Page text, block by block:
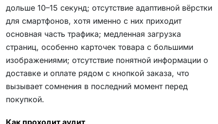
дольше 10–15 секунд; отсутствие адаптивной вёрстки
для смартфонов, хотя именно с них приходит
основная часть трафика; медленная загрузка
страниц, особенно карточек товара с большими
изображениями; отсутствие понятной информации о
доставке и оплате рядом с кнопкой заказа, что
вызывает сомнения в последний момент перед
покупкой.
Как проходит аудит